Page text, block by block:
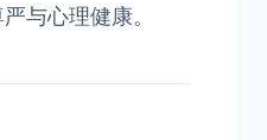
与心理健康。